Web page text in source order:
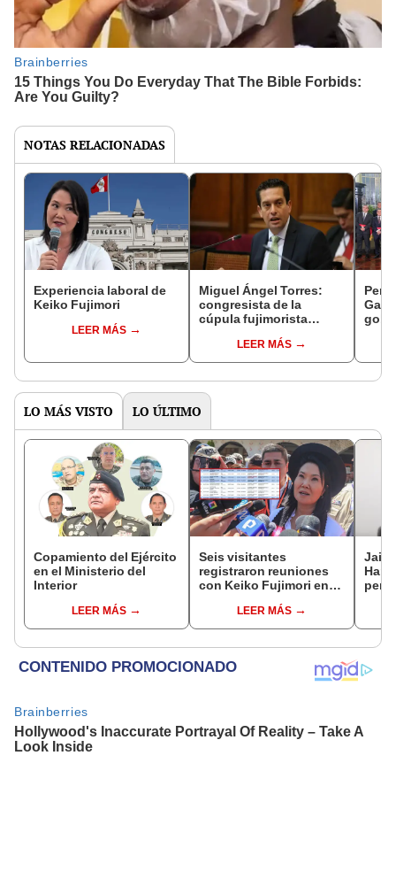
NOTAS RELACIONADAS
Experiencia laboral de
Keiko Fujimori
LEER MÁS
Miguel Ángel Torres:
congresista de la
cúpula fujimorista
del SenadoLEER MÁS
LO MÁS VISTO LO ÚLTIMO
Copamiento del Ejército
en el Ministerio del
Interior
LEER MÁS
Seis visitantes
registraron reuniones
con Keiko Fujimori en
presidenta se
encontraba en Junín
LEER MÁS